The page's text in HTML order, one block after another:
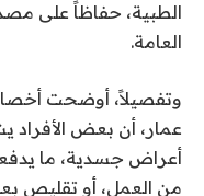
الطبية، حفاظاً على
العامة.
وتفصيلاً، أوضحت
عمار، أن بعض
أعراض جسدية، ما
من العمل، أو تقليص